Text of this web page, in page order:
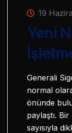
19
Yeni
Generali
normal
önünde
paylaştı. Bir
sayısıyla